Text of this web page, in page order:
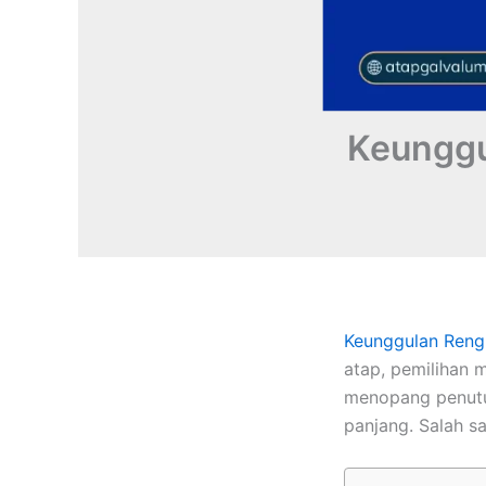
Keunggulan
atap, pemilihan
menopang
panjang. Salah